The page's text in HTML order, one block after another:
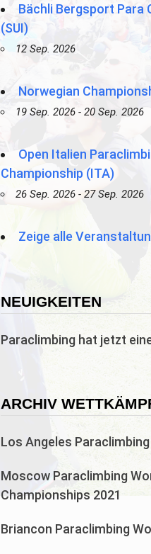
Bächli Bergsport Para
(SUI)
12 Sep. 2026
Norwegian
19 Sep. 2026 - 20 Sep. 2026
Open Italien
Championship (ITA)
26 Sep. 2026 - 27 Sep. 2026
Zeige alle
NEUIGKEITEN
Paraclimbing hat jetzt
ARCHIV
Los Angeles
Moscow Paraclimbing
Championships 2021
Briancon Paraclimbing